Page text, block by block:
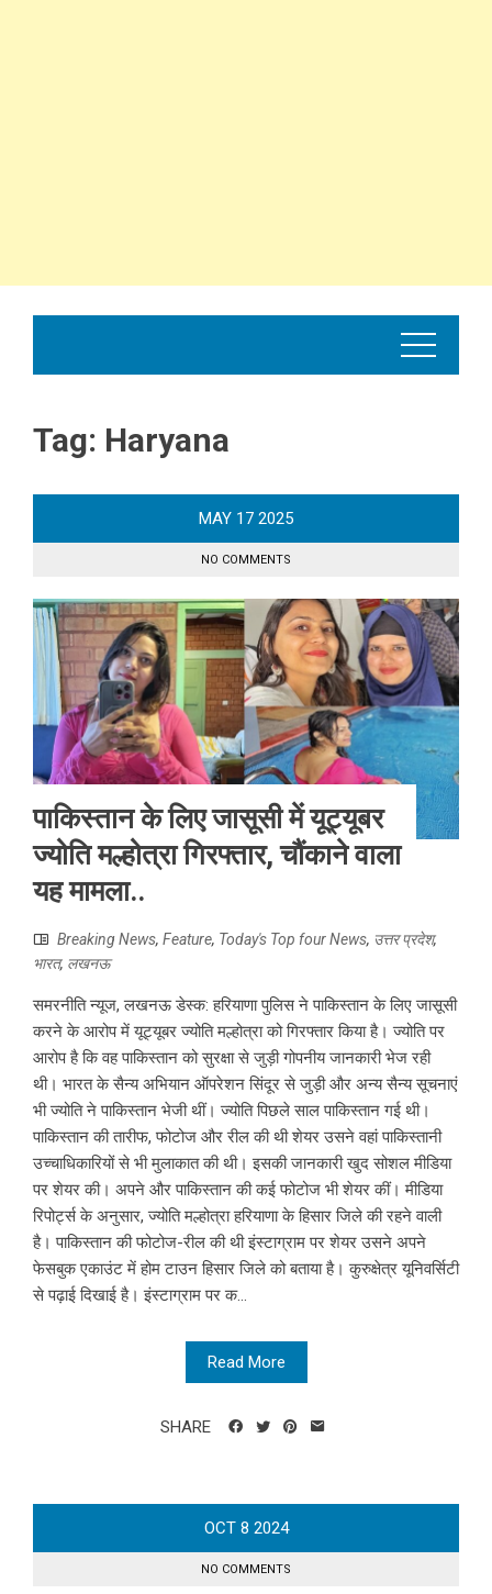
Tag: Haryana
MAY 17 2025
NO COMMENTS
पाकिस्तान के लिए जासूसी में यूट्यूबर
ज्योति मल्होत्रा गिरफ्तार, चौंकाने वाला
यह मामला..
Breaking News, Feature, Today's Top four News, उत्तर प्रदेश,
भारत, लखनऊ
समरनीति न्यूज, लखनऊ डेस्क: हरियाणा पुलिस ने पाकिस्तान के लिए जासूसी
करने के आरोप में यूट्यूबर ज्योति मल्होत्रा को गिरफ्तार किया है। ज्योति पर
आरोप है कि वह पाकिस्तान को सुरक्षा से जुड़ी गोपनीय जानकारी भेज रही
थी। भारत के सैन्य अभियान ऑपरेशन सिंदूर से जुड़ी और अन्य सैन्य सूचनाएं
भी ज्योति ने पाकिस्तान भेजी थीं। ज्योति पिछले साल पाकिस्तान गई थी।
पाकिस्तान की तारीफ, फोटोज और रील की थी शेयर उसने वहां पाकिस्तानी
उच्चाधिकारियों से भी मुलाकात की थी। इसकी जानकारी खुद सोशल मीडिया
पर शेयर की। अपने और पाकिस्तान की कई फोटोज भी शेयर कीं। मीडिया
रिपोर्ट्स के अनुसार, ज्योति मल्होत्रा हरियाणा के हिसार जिले की रहने वाली
है। पाकिस्तान की फोटोज-रील की थी इंस्टाग्राम पर शेयर उसने अपने
फेसबुक एकाउंट में होम टाउन हिसार जिले को बताया है। कुरुक्षेत्र यूनिवर्सिटी
से पढ़ाई दिखाई है। इंस्टाग्राम पर क...
Read More
SHARE
OCT 8 2024
NO COMMENTS